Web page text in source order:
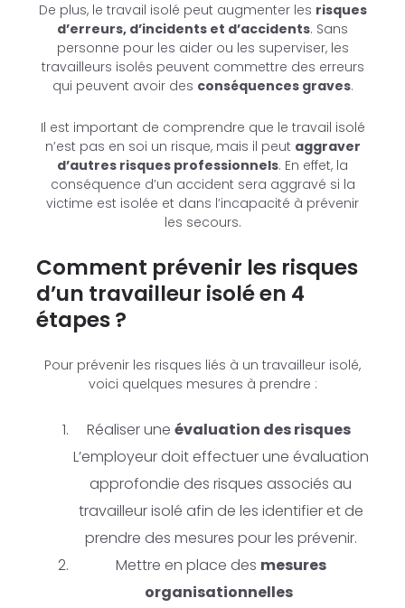
De plus, le travail isolé peut augmenter les risques
d’erreurs, d’incidents et d’accidents. Sans
personne pour les aider ou les superviser, les
travailleurs isolés peuvent commettre des erreurs
qui peuvent avoir des conséquences graves.
Il est important de comprendre que le travail isolé
n’est pas en soi un risque, mais il peut aggraver
d’autres risques professionnels. En effet, la
conséquence d’un accident sera aggravé si la
victime est isolée et dans l’incapacité à prévenir
les secours.
Comment prévenir les risques
d’un travailleur isolé en 4
étapes ?
Pour prévenir les risques liés à un travailleur isolé,
voici quelques mesures à prendre :
Réaliser une évaluation des risques
L’employeur doit effectuer une évaluation
approfondie des risques associés au
travailleur isolé afin de les identifier et de
prendre des mesures pour les prévenir.
Mettre en place des mesures
organisationnelles